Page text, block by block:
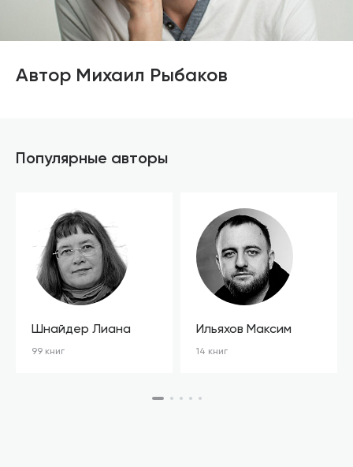
Автор Михаил Рыбаков
Популярные авторы
Шнайдер Лиана
99 книг
Ильяхов Максим
14 книг